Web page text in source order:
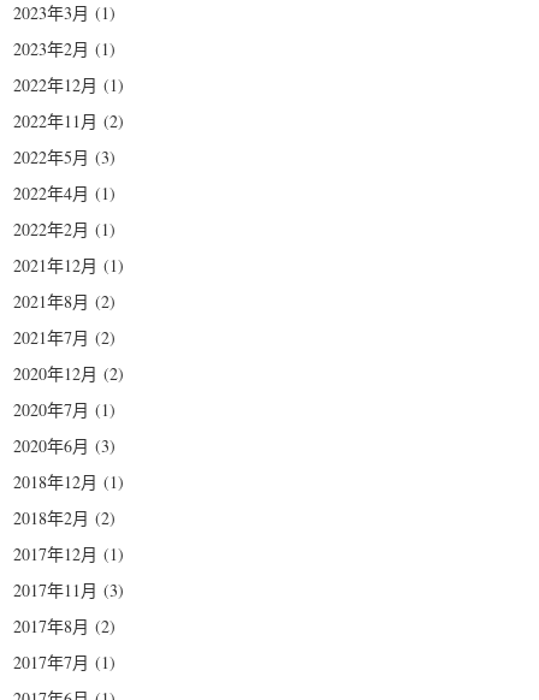
2023年3月 (1)
2023年2月 (1)
2022年12月 (1)
2022年11月 (2)
2022年5月 (3)
2022年4月 (1)
2022年2月 (1)
2021年12月 (1)
2021年8月 (2)
2021年7月 (2)
2020年12月 (2)
2020年7月 (1)
2020年6月 (3)
2018年12月 (1)
2018年2月 (2)
2017年12月 (1)
2017年11月 (3)
2017年8月 (2)
2017年7月 (1)